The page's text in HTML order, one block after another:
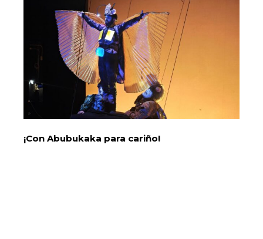
¡Con Abubukaka para cariño!